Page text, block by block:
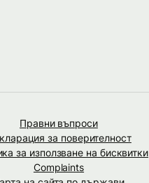
Правни въпроси
за поверителност
за използване на бисквитки
Complaints